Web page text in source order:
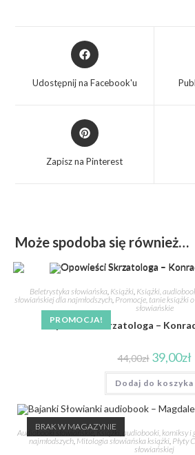
Udostępnij na Facebook'u
Zapisz na Pinterest
Może spodoba się również…
PROMOCJA!
Beletrystyka słowiańska Książki Książki,
słowiańskiej dla najmłodszych, Promocje, tanie książki
słowiańskie
Opowieści Skrzatologa –
44,00zł 39,00zł
Dodaj do koszyka
BRAK W MAGAZYNIE
Audiobooki słowiańskie,Książki, audiobooki, komiksy i
najmłodszych Mitologia słowiańska książki Płyty
słowiańskiej